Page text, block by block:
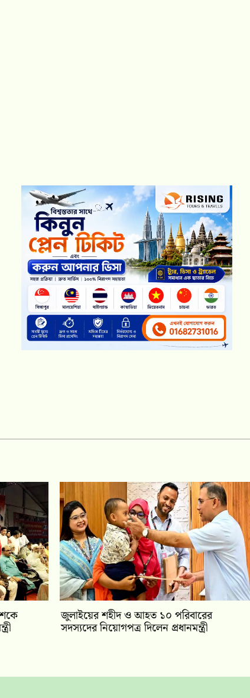
জুলাইয়ের শহীদ ও আহত ১০ পরিবারের
সদস্যদের নিয়োগপত্র দিলেন প্রধানমন্ত্রী